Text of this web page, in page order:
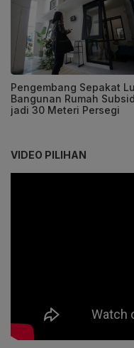
Pengembang Sepakat
Bangunan Rumah
jadi 30 Meteri Persegi
VIDEO PILIHAN